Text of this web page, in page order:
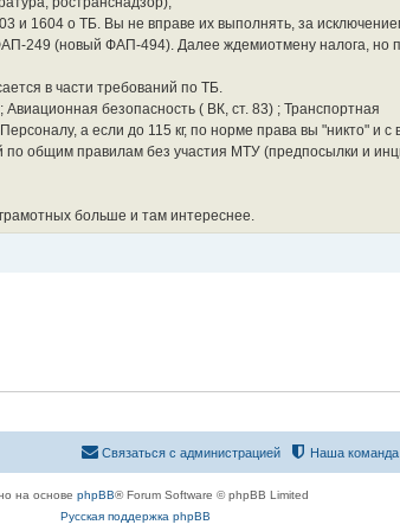
и 1604 о ТБ. Вы не вправе их выполнять, за
249 (новый ФАП-494). Далее ждемиотмену налога, но
в части требований по ТБ.
безопасность ( ВК, ст. 83) ; Транспортная
а если до 115 кг, по норме права вы "никто" и с
общим правилам без участия МТУ (предпосылки и
больше и там интереснее.
Наша команда
Связаться с администрацией
на основе phpBB® Forum Software © phpBB Limited
Русская поддержка phpBB